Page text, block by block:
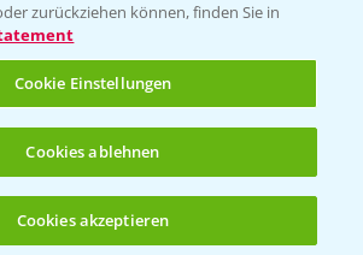
(noch 4)
und Termine
Notfall
auf WhatsApp
346 564 1
zurückziehen können, finden Sie in
Cookie Einstellungen
Cookies ablehnen
Cookies akzeptieren